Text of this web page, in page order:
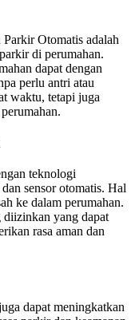
Parkir Otomatis adalah
di perumahan.
dapat dengan
perlu antri atau
waktu, tetapi juga
teknologi
sensor otomatis. Hal
ke dalam perumahan.
yang dapat
rasa aman dan
dapat meningkatkan